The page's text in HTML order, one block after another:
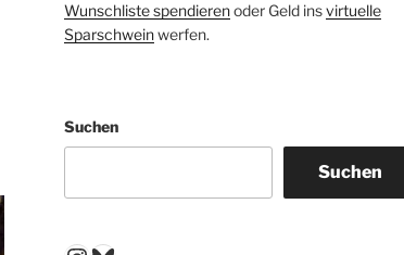
Wunschliste spendierenoder Geld insvirtuelle
Sparschweinwerfen.
Suchen
Suchen